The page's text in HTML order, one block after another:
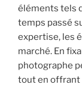
éléments tels
temps passé
expertise, les
marché. En
photographe
tout en offrant